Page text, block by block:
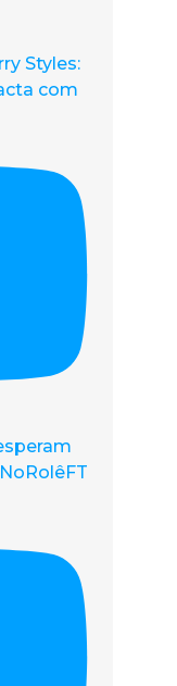
Styles:
com